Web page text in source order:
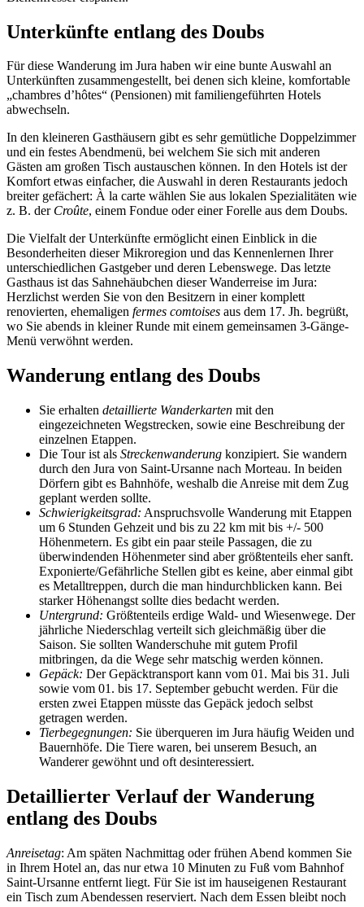
Unterkünfte entlang des Doubs
Für diese Wanderung im Jura haben wir eine bunte Auswahl an
Unterkünften zusammengestellt, bei denen sich kleine, komfortable
„chambres d’hôtes“ (Pensionen) mit familiengeführten Hotels
abwechseln.
In den kleineren Gasthäusern gibt es sehr gemütliche Doppelzimmer
und ein festes Abendmenü, bei welchem Sie sich mit anderen
Gästen am großen Tisch austauschen können. In den Hotels ist der
Komfort etwas einfacher, die Auswahl in deren Restaurants jedoch
breiter gefächert: À la carte wählen Sie aus lokalen Spezialitäten wie
z. B. der Croûte, einem Fondue oder einer Forelle aus dem Doubs.
Die Vielfalt der Unterkünfte ermöglicht einen Einblick in die
Besonderheiten dieser Mikroregion und das Kennenlernen Ihrer
unterschiedlichen Gastgeber und deren Lebenswege. Das letzte
Gasthaus ist das Sahnehäubchen dieser Wanderreise im Jura:
Herzlichst werden Sie von den Besitzern in einer komplett
renovierten, ehemaligen fermes comtoises aus dem 17. Jh. begrüßt,
wo Sie abends in kleiner Runde mit einem gemeinsamen 3-Gänge-
Menü verwöhnt werden.
Wanderung entlang des Doubs
Sie erhalten detaillierte Wanderkarten mit den
eingezeichneten Wegstrecken, sowie eine Beschreibung der
einzelnen Etappen.
Die Tour ist als Streckenwanderung konzipiert. Sie wandern
durch den Jura von Saint-Ursanne nach Morteau. In beiden
Dörfern gibt es Bahnhöfe, weshalb die Anreise mit dem Zug
geplant werden sollte.
Schwierigkeitsgrad: Anspruchsvolle Wanderung mit Etappen
um 6 Stunden Gehzeit und bis zu 22 km mit bis +/- 500
Höhenmetern. Es gibt ein paar steile Passagen, die zu
überwindenden Höhenmeter sind aber größtenteils eher sanft.
Exponierte/Gefährliche Stellen gibt es keine, aber einmal gibt
es Metalltreppen, durch die man hindurchblicken kann. Bei
starker Höhenangst sollte dies bedacht werden.
Untergrund: Größtenteils erdige Wald- und Wiesenwege. Der
jährliche Niederschlag verteilt sich gleichmäßig über die
Saison. Sie sollten Wanderschuhe mit gutem Profil
mitbringen, da die Wege sehr matschig werden können.
Gepäck: Der Gepäcktransport kann vom 01. Mai bis 31. Juli
sowie vom 01. bis 17. September gebucht werden. Für die
ersten zwei Etappen müsste das Gepäck jedoch selbst
getragen werden.
Tierbegegnungen: Sie überqueren im Jura häufig Weiden und
Bauernhöfe. Die Tiere waren, bei unserem Besuch, an
Wanderer gewöhnt und oft desinteressiert.
Detaillierter Verlauf der Wanderung
entlang des Doubs
Anreisetag: Am späten Nachmittag oder frühen Abend kommen Sie
in Ihrem Hotel an, das nur etwa 10 Minuten zu Fuß vom Bahnhof
Saint-Ursanne entfernt liegt. Für Sie ist im hauseigenen Restaurant
ein Tisch zum Abendessen reserviert. Nach dem Essen bleibt noch